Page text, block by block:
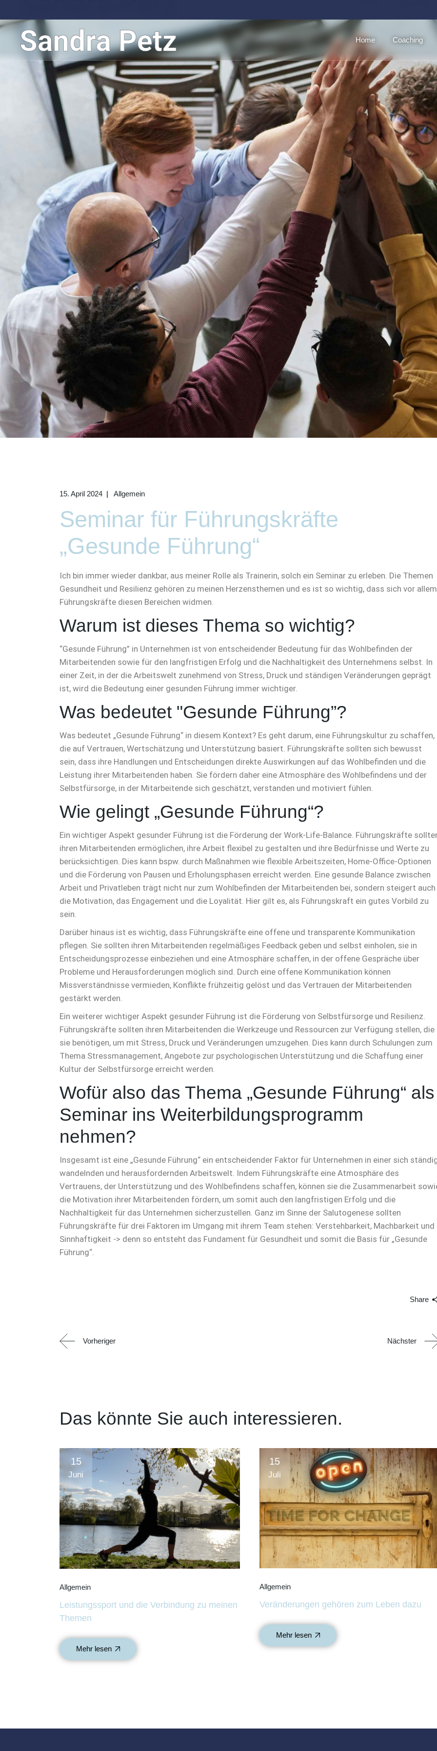
Home Coaching
15. April 2024 Allgemein
Seminar für Führungskräfte
„Gesunde Führung“
Ich bin immer wieder dankbar, aus meiner Rolle als Trainerin, solch ein Seminar zu erleben. Die Themen
Gesundheit und Resilienz gehören zu meinen Herzensthemen und es ist so wichtig, dass sich vor allem
Führungskräfte diesen Bereichen widmen.
Warum ist dieses Thema so wichtig?
“Gesunde Führung” in Unternehmen ist von entscheidender Bedeutung für das Wohlbefinden der
Mitarbeitenden sowie für den langfristigen Erfolg und die Nachhaltigkeit des Unternehmens selbst. In
einer Zeit, in der die Arbeitswelt zunehmend von Stress, Druck und ständigen Veränderungen geprägt
ist, wird die Bedeutung einer gesunden Führung immer wichtiger.
Was bedeutet "Gesunde Führung”?
Was bedeutet „Gesunde Führung“ in diesem Kontext? Es geht darum, eine Führungskultur zu schaffen,
die auf Vertrauen, Wertschätzung und Unterstützung basiert. Führungskräfte sollten sich bewusst
sein, dass ihre Handlungen und Entscheidungen direkte Auswirkungen auf das Wohlbefinden und die
Leistung ihrer Mitarbeitenden haben. Sie fördern daher eine Atmosphäre des Wohlbefindens und der
Selbstfürsorge, in der Mitarbeitende sich geschätzt, verstanden und motiviert fühlen.
Wie gelingt „Gesunde Führung“?
Ein wichtiger Aspekt gesunder Führung ist die Förderung der Work-Life-Balance. Führungskräfte
ihren Mitarbeitenden ermöglichen, ihre Arbeit flexibel zu gestalten und ihre Bedürfnisse und Werte zu
berücksichtigen. Dies kann bspw. durch Maßnahmen wie flexible Arbeitszeiten, Home-Office-Optionen
und die Förderung von Pausen und Erholungsphasen erreicht werden. Eine gesunde Balance zwischen
Arbeit und Privatleben trägt nicht nur zum Wohlbefinden der Mitarbeitenden bei, sondern steigert auch
die Motivation, das Engagement und die Loyalität. Hier gilt es, als Führungskraft ein gutes Vorbild zu
sein.
Darüber hinaus ist es wichtig, dass Führungskräfte eine offene und transparente Kommunikation
pflegen. Sie sollten ihren Mitarbeitenden regelmäßiges Feedback geben und selbst einholen, sie in
Entscheidungsprozesse einbeziehen und eine Atmosphäre schaffen, in der offene Gespräche über
Probleme und Herausforderungen möglich sind. Durch eine offene Kommunikation können
Missverständnisse vermieden, Konflikte frühzeitig gelöst und das Vertrauen der Mitarbeitenden
gestärkt werden.
Ein weiterer wichtiger Aspekt gesunder Führung ist die Förderung von Selbstfürsorge und Resilienz.
Führungskräfte sollten ihren Mitarbeitenden die Werkzeuge und Ressourcen zur Verfügung stellen, die
sie benötigen, um mit Stress, Druck und Veränderungen umzugehen. Dies kann durch Schulungen zum
Thema Stressmanagement, Angebote zur psychologischen Unterstützung und die Schaffung einer
Kultur der Selbstfürsorge erreicht werden.
Wofür also das Thema „Gesunde Führung“ als
Seminar ins Weiterbildungsprogramm
nehmen?
Insgesamt ist eine „Gesunde Führung“ ein entscheidender Faktor für Unternehmen in einer sich
wandelnden und herausfordernden Arbeitswelt. Indem Führungskräfte eine Atmosphäre des
Vertrauens, der Unterstützung und des Wohlbefindens schaffen, können sie die Zusammenarbeit
die Motivation ihrer Mitarbeitenden fördern, um somit auch den langfristigen Erfolg und die
Nachhaltigkeit für das Unternehmen sicherzustellen. Ganz im Sinne der Salutogenese sollten
Führungskräfte für drei Faktoren im Umgang mit ihrem Team stehen: Verstehbarkeit, Machbarkeit und
Sinnhaftigkeit -> denn so entsteht das Fundament für Gesundheit und somit die Basis für „Gesunde
Führung“.
Share
Vorheriger Nächster
Das könnte Sie auch interessieren.
15
Juni
Allgemein
Leistungssport und die Verbindung zu meinen
Themen
Mehr lesen
15
Juli
Allgemein
Veränderungen gehören zum Leben dazu
Mehr lesen